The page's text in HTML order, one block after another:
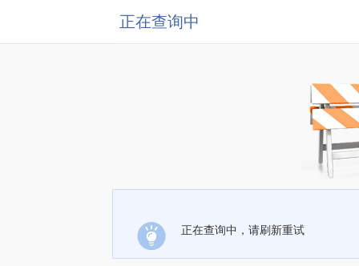
正在查询中
正在查询中，请刷新重试